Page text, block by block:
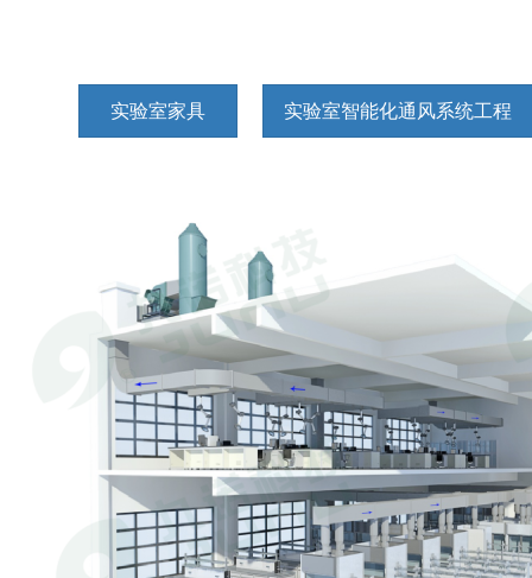
实验室家具 实验室智能化通风系统工程